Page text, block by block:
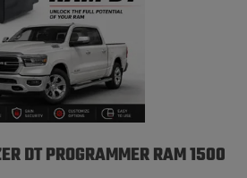
DT PROGRAMMER RAM 1500